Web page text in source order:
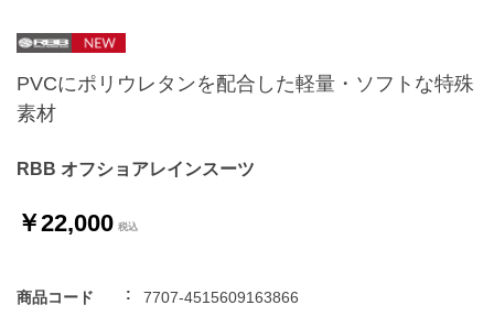
RBB オフショアレインスーツ
PVCにポリウレタンを配合した軽量・ソフトな特殊
素材
￥22,000
商品コード 7707-4515609163866